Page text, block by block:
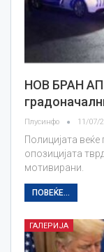
НОВ БРАН
Плусинфо 11/07/
Полицијата
опозицијата
мотивирани.
ПОВЕЌЕ...
ГАЛЕРИЈА